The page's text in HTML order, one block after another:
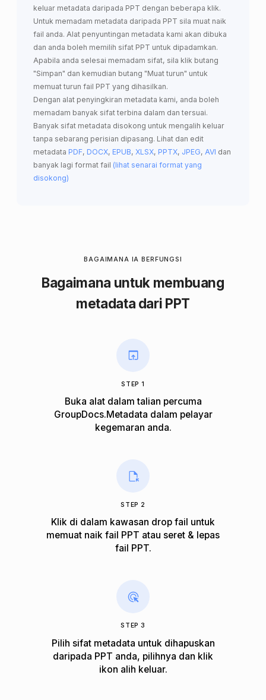
keluar metadata daripada PPT dengan beberapa klik.
Untuk memadam metadata daripada PPT sila muat naik
fail anda. Alat penyuntingan metadata kami akan dibuka
dan anda boleh memilih sifat PPT untuk dipadamkan.
Apabila anda selesai memadam sifat, sila klik butang
"Simpan" dan kemudian butang "Muat turun" untuk
memuat turun fail PPT yang dihasilkan.
Dengan alat penyingkiran metadata kami, anda boleh
memadam banyak sifat terbina dalam dan tersuai.
Banyak sifat metadata disokong untuk mengalih keluar
tanpa sebarang perisian dipasang. Lihat dan edit
metadata PDF, DOCX, EPUB, XLSX, PPTX, JPEG, AVI dan
banyak lagi format fail (lihat senarai format yang
disokong)
BAGAIMANA IA BERFUNGSI
Bagaimana untuk membuang
metadata dari PPT
STEP 1
Buka alat dalam talian percuma
GroupDocs.Metadata dalam pelayar
kegemaran anda.
STEP 2
Klik di dalam kawasan drop fail untuk
memuat naik fail PPT atau seret & lepas
fail PPT.
STEP 3
Pilih sifat metadata untuk dihapuskan
daripada PPT anda, pilihnya dan klik
ikon alih keluar.